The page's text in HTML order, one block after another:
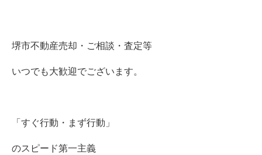
堺市不動産売却・ご相談・査定等
いつでも大歓迎でございます。
「すぐ行動・まず行動」
のスピード第一主義